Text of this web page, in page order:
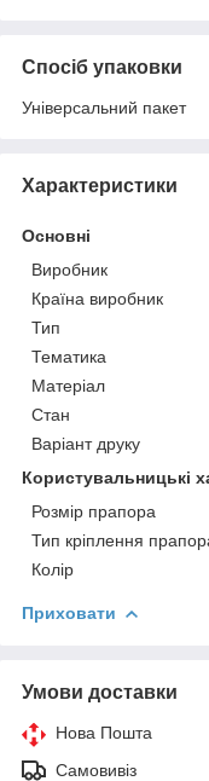
Спосіб упаковки
Універсальний пакет
Характеристики
Основні
Виробник
Країна виробник
Тип
Тематика
Матеріал
Стан
Варіант друку
Користувальницькі
Розмір прапора
Тип кріплення
Колір
Приховати
Умови доставки
Нова Пошта
Самовивіз